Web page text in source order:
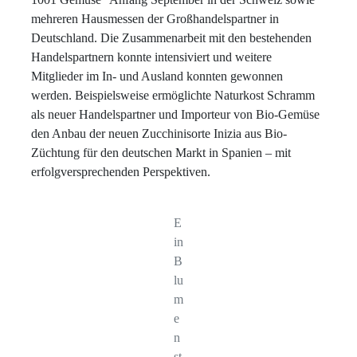
mehreren Hausmessen der Großhandelspartner in
Deutschland. Die Zusammenarbeit mit den bestehenden
Handelspartnern konnte intensiviert und weitere
Mitglieder im In- und Ausland konnten gewonnen
werden. Beispielsweise ermöglichte Naturkost Schramm
als neuer Handelspartner und Importeur von Bio-Gemüse
den Anbau der neuen Zucchinisorte Inizia aus Bio-
Züchtung für den deutschen Markt in Spanien – mit
erfolgversprechenden Perspektiven.
E
in
B
lu
m
e
n